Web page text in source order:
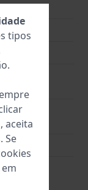
tipos
aceita
Se